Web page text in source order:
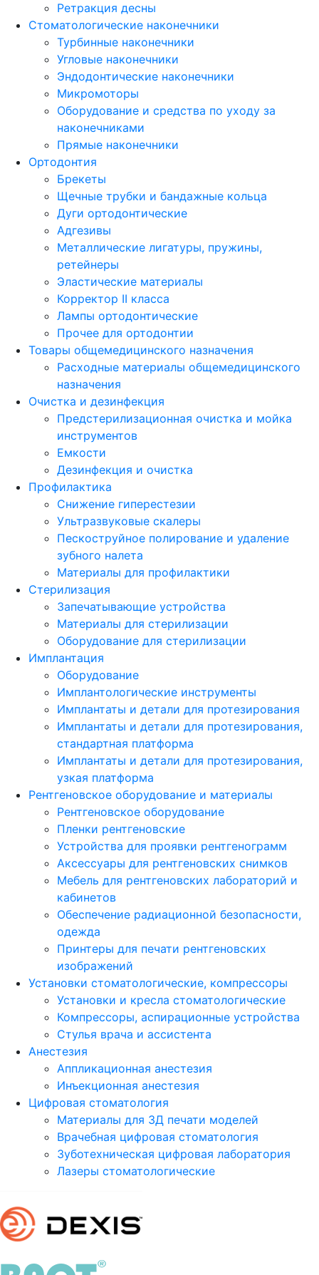
Ретракция десны
Стоматологические наконечники
Турбинные наконечники
Угловые наконечники
Эндодонтические наконечники
Микромоторы
Оборудование и средства по уходу за
наконечниками
Прямые наконечники
Ортодонтия
Брекеты
Щечные трубки и бандажные кольца
Дуги ортодонтические
Адгезивы
Металлические лигатуры, пружины,
ретейнеры
Эластические материалы
Корректор II класса
Лампы ортодонтические
Прочее для ортодонтии
Товары общемедицинского назначения
Расходные материалы общемедицинского
назначения
Очистка и дезинфекция
Предстерилизационная очистка и мойка
инструментов
Емкости
Дезинфекция и очистка
Профилактика
Снижение гиперестезии
Ультразвуковые скалеры
Пескоструйное полирование и удаление
зубного налета
Материалы для профилактики
Стерилизация
Запечатывающие устройства
Материалы для стерилизации
Оборудование для стерилизации
Имплантация
Оборудование
Имплантологические инструменты
Имплантаты и детали для протезирования
Имплантаты и детали для протезирования,
стандартная платформа
Имплантаты и детали для протезирования,
узкая платформа
Рентгеновское оборудование и материалы
Рентгеновское оборудование
Пленки рентгеновские
Устройства для проявки рентгенограмм
Аксессуары для рентгеновских снимков
Мебель для рентгеновских лабораторий и
кабинетов
Обеспечение радиационной безопасности,
одежда
Принтеры для печати рентгеновских
изображений
Установки стоматологические, компрессоры
Установки и кресла стоматологические
Компрессоры, аспирационные устройства
Стулья врача и ассистента
Анестезия
Аппликационная анестезия
Инъекционная анестезия
Цифровая стоматология
Материалы для 3Д печати моделей
Врачебная цифровая стоматология
Зуботехническая цифровая лаборатория
Лазеры стоматологические